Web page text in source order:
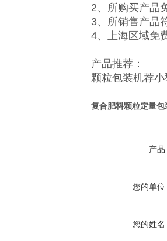
2、所购买产品
3、所销售产品
4、
上海区域
产品推荐：
颗粒包装机荐小
复合肥料颗粒定量包
产品
您的单位
您的姓名